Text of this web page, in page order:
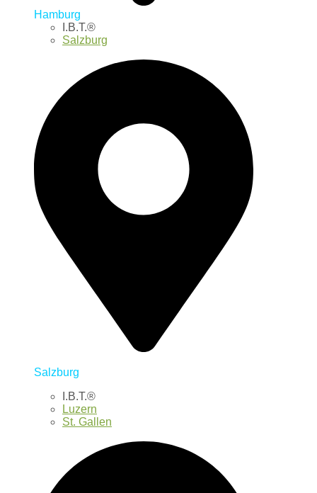
Hamburg
I.B.T.®
Salzburg
Salzburg
I.B.T.®
Luzern
St. Gallen